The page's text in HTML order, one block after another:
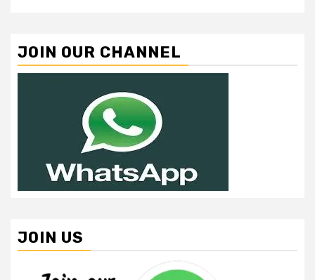
JOIN OUR CHANNEL
JOIN US